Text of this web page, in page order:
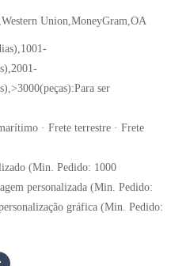
Union,MoneyGram,OA
ser
· Frete terrestre · Frete
(Min. Pedido: 1000
personalizada (Min. Pedido:
gráfica (Min. Pedido: